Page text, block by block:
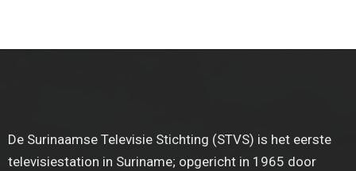
De Surinaamse Televisie Stichting (STVS) is het eerste
televisiestation in Suriname; opgericht in 1965 door